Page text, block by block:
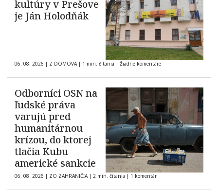
kultúry v Prešove
je Ján Holodňák
06. 08. 2026 | Z DOMOVA | 1 min. čítania | Žiadne komentáre
Odborníci OSN na
ľudské práva
varujú pred
humanitárnou
krízou, do ktorej
tlačia Kubu
americké sankcie
06. 08. 2026 | ZO ZAHRANIČIA | 2 min. čítania | 1 komentár